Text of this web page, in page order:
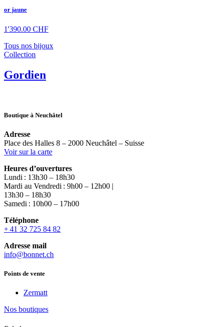
or jaune
1'390.00 CHF
Tous nos bijoux
Collection
Gordien
Boutique à Neuchâtel
Adresse
Place des Halles 8 – 2000 Neuchâtel – Suisse
Voir sur la carte
Heures d’ouvertures
Lundi : 13h30 – 18h30
Mardi au Vendredi : 9h00 – 12h00 |
13h30 – 18h30
Samedi : 10h00 – 17h00
Téléphone
+ 41 32 725 84 82
Adresse mail
info@bonnet.ch
Points de vente
Zermatt
Nos boutiques